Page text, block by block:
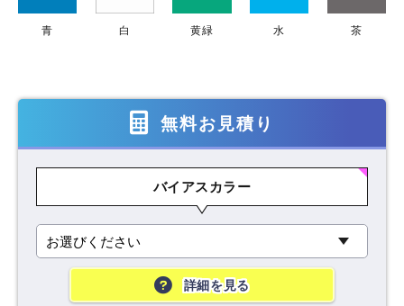
青 白 黄緑 水 茶
無料お見積り
バイアスカラー
詳細を見る